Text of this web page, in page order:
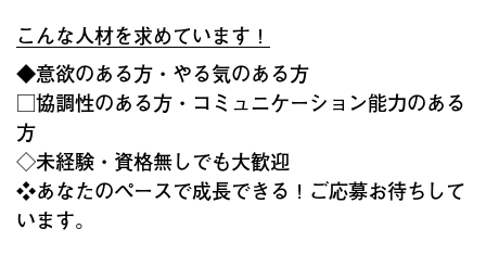
こんな人材を求めています！
◆意欲のある方・やる気のある方
□協調性のある方・コミュニケーション能力のある
方
◇未経験・資格無しでも大歓迎
❖あなたのペースで成長できる！ご応募お待ちして
います。